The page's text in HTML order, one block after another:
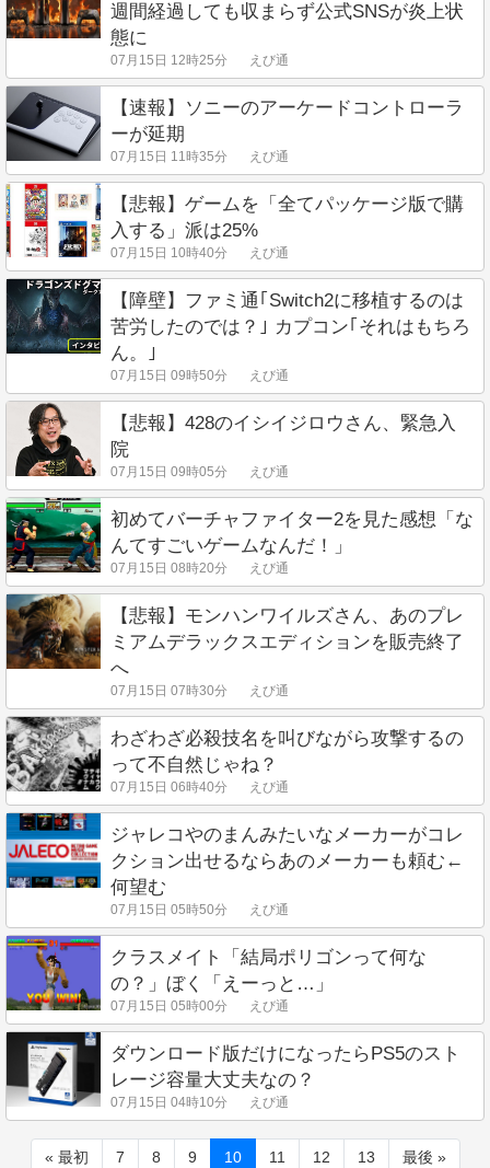
週間経過しても収まらず公式SNSが炎上状
態に
07月15日 12時25分 えび通
【速報】ソニーのアーケードコントローラ
ーが延期
07月15日 11時35分 えび通
【悲報】ゲームを「全てパッケージ版で購
入する」派は25%
07月15日 10時40分 えび通
【障壁】ファミ通｢Switch2に移植するのは
苦労したのでは？｣ カプコン｢それはもちろ
ん。｣
07月15日 09時50分 えび通
【悲報】428のイシイジロウさん、緊急入
院
07月15日 09時05分 えび通
初めてバーチャファイター2を見た感想「な
んてすごいゲームなんだ！」
07月15日 08時20分 えび通
【悲報】モンハンワイルズさん、あのプレ
ミアムデラックスエディションを販売終了
へ
07月15日 07時30分 えび通
わざわざ必殺技名を叫びながら攻撃するの
って不自然じゃね？
07月15日 06時40分 えび通
ジャレコやのまんみたいなメーカーがコレ
クション出せるならあのメーカーも頼む←
何望む
07月15日 05時50分 えび通
クラスメイト「結局ポリゴンって何な
の？」ぼく「えーっと…」
07月15日 05時00分 えび通
ダウンロード版だけになったらPS5のスト
レージ容量大丈夫なの？
07月15日 04時10分 えび通
« 最初 7 8 9 10 11 12 13 最後 »